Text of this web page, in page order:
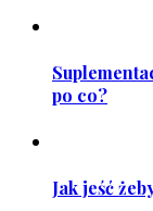
po co?
Jak jeść